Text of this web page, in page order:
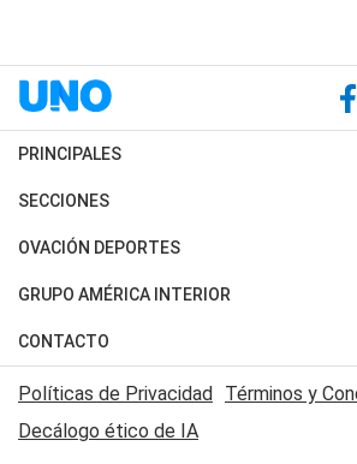
PRINCIPALES
Últimas Noticias
Política
Judiciales
Economia
SECCIONES
Horóscopo
Motores
Trucos caseros
Series y Películas
Edictos y Solicitadas
OVACIÓN DEPORTES
Fútbol
Mundial
Automovilismo
Rugby
GRUPO AMÉRICA INTERIOR
Canal 7 en Vivo
CONTACTO
Acerca de Nosotros
Contactanos
Políticas de Privacidad
Términos y
Decálogo ético de IA